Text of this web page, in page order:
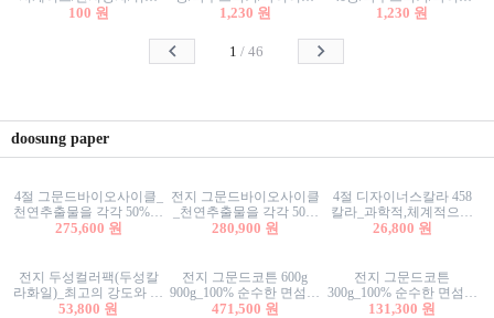
이상자/귀걸이박스/악세
100 원
꾸미기/꽃스티커/자연물
1,230 원
리꾸미기/꽃스티커/자연
1,230 원
1 /46
doosung paper
4절 그문드바이오사이클_
천연추출물을 각각 50%이
상 함유한 친환경그래픽
275,600 원
전지 그문드바이오사이클
_천연추출물을 각각 50%
이상 함유한 친환경그래
280,900 원
4절 디자이너스칼라 458
칼라_과학적,체계적으로
분류된 200색을 갖춘 색지
26,800 원
전지 두성컬러팩(두성칼
라화일)_최고의 강도와 평
활성을 지닌 다양한 컬러
53,800 원
전지 그문드코튼 600g
900g_100% 순수한 면섬유
로 만든 친환경프리미엄
471,500 원
전지 그문드코튼
300g_100% 순수한 면섬유
로 만든 친환경프리미엄
131,300 원